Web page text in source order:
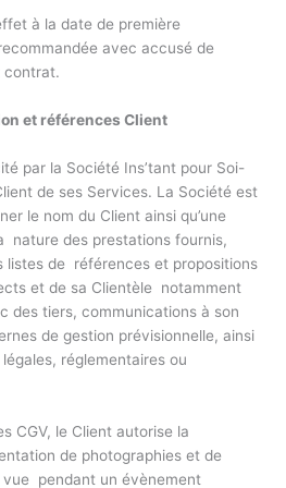
à la date de première
avec accusé de
contrat.
et références Client
par la Société Ins’tant pour Soi-
de ses Services. La Société est
le nom du Client ainsi qu’une
nature des prestations fournis,
listes de références et propositions
et de sa Clientèle notamment
des tiers, communications à son
de gestion prévisionnelle, ainsi
réglementaires ou
CGV, le Client autorise la
de photographies et de
pendant un évènement